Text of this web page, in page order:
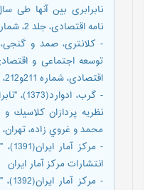
نامه اقتصادی، جلد 2، شماره 2، صص 101-122
توسعه اجتماعی و
اقتصادی، شماره 211و212، صص146-160
- ﮔﺮب،
ﻧﻈﺮﻳﻪ ﭘﺮدازان ﻛﻼﺳﻴﻚ و
ﻣﺤﻤﺪ و ﻏﺮوي زاده،
- مرکز
انتشارات مرکز آمار ایران
-